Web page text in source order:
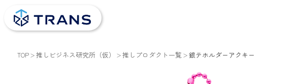
TOP 推しビジネス研究所（仮） 推しプロダクト一覧 銀テホルダーアクキー